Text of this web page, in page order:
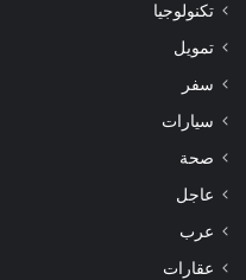
تكنولوجيا
تمويل
سفر
سيارات
صحة
عاجل
عرب
عقارات